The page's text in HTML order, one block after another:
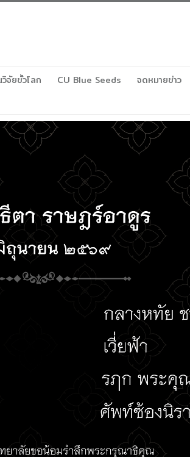
วิจัยขั้วโลก CU Blue Seeds จดหมายข่าว